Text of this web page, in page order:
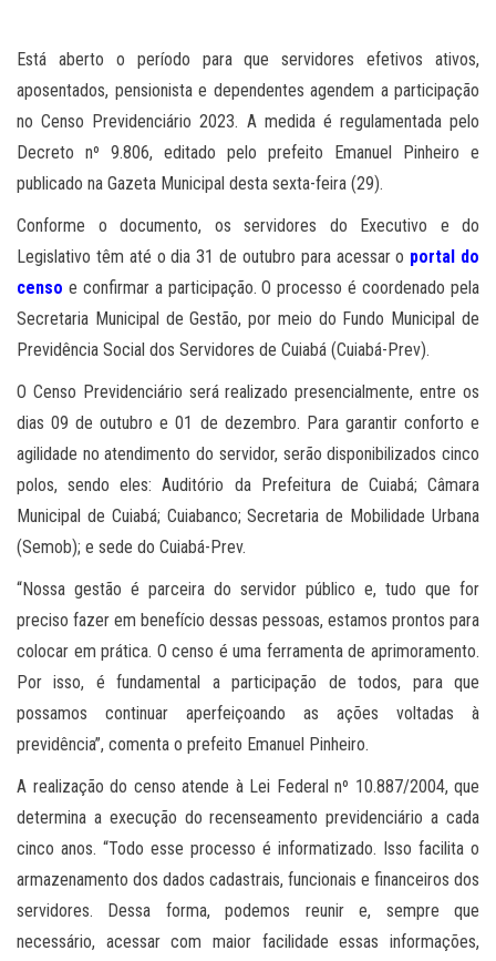
Está aberto o período para que servidores efetivos ativos,
aposentados, pensionista e dependentes agendem a participação
no Censo Previdenciário 2023. A medida é regulamentada pelo
Decreto nº 9.806, editado pelo prefeito Emanuel Pinheiro e
publicado na Gazeta Municipal desta sexta-feira (29).
Conforme o documento, os servidores do Executivo e do
Legislativo têm até o dia 31 de outubro para acessar o portal do
censo e confirmar a participação. O processo é coordenado pela
Secretaria Municipal de Gestão, por meio do Fundo Municipal de
Previdência Social dos Servidores de Cuiabá (Cuiabá-Prev).
O Censo Previdenciário será realizado presencialmente, entre os
dias 09 de outubro e 01 de dezembro. Para garantir conforto e
agilidade no atendimento do servidor, serão disponibilizados cinco
polos, sendo eles: Auditório da Prefeitura de Cuiabá; Câmara
Municipal de Cuiabá; Cuiabanco; Secretaria de Mobilidade Urbana
(Semob); e sede do Cuiabá-Prev.
“Nossa gestão é parceira do servidor público e, tudo que for
preciso fazer em benefício dessas pessoas, estamos prontos para
colocar em prática. O censo é uma ferramenta de aprimoramento.
Por isso, é fundamental a participação de todos, para que
possamos continuar aperfeiçoando as ações voltadas à
previdência”, comenta o prefeito Emanuel Pinheiro.
A realização do censo atende à Lei Federal nº 10.887/2004, que
determina a execução do recenseamento previdenciário a cada
cinco anos. “Todo esse processo é informatizado. Isso facilita o
armazenamento dos dados cadastrais, funcionais e financeiros dos
servidores. Dessa forma, podemos reunir e, sempre que
necessário, acessar com maior facilidade essas informações,